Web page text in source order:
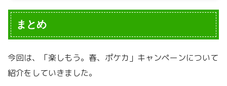
まとめ
今回は、「楽しもう。春、ポケカ」キャンペーンについて
紹介をしていきました。